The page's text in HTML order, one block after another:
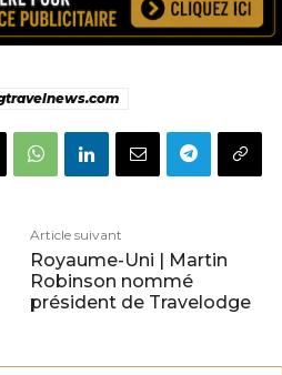
Article suivant
Royaume-Uni | Martin
Robinson nommé
président de Travelodge